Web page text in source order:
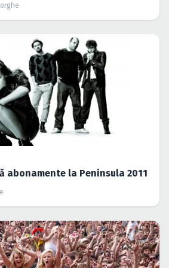
abonamente la Peninsula 2011